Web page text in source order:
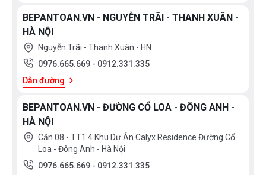
BEPANTOAN.VN - NGUYỄN TRÃI - THANH XUÂN -
HÀ NỘI
Nguyễn Trãi - Thanh Xuân - HN
0976.665.669 - 0912.331.335
Dẫn đường
BEPANTOAN.VN - ĐƯỜNG CỔ LOA - ĐÔNG ANH -
HÀ NỘI
Căn 08 - TT1.4 Khu Dự Án Calyx Residence Đường Cổ
Loa - Đông Anh - Hà Nội
0976.665.669 - 0912.331.335